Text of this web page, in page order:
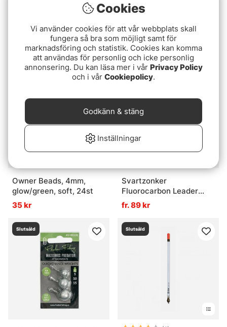
Guideline Liquid Floatant
199 kr
Fladen Flötmete Makrill
55 kr
Owner Beads, 4mm,
glow/green, soft, 24st
35 kr
Slutsåld
Svartzonker
Fluorocarbon Leader
Material 25m
fr. 89 kr
Slutsåld Slutsåld
Cookies
Vi använder cookies för att vår webbplats skall
fungera så bra som möjligt samt för
marknadsföring och statistik. Cookies kan komma
att användas för personlig och icke personlig
annonsering. Du kan läsa mer i vår Privacy Policy
och i vår Cookiepolicy.
Inställningar
Godkänn & stäng